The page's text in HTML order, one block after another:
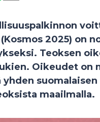
2025) on
Teoksen
Oikeudet on
maailmalla.